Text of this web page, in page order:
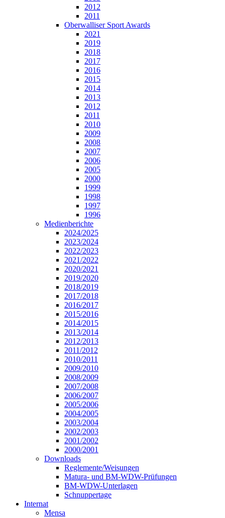
2012
2011
Oberwalliser Sport Awards
2021
2019
2018
2017
2016
2015
2014
2013
2012
2011
2010
2009
2008
2007
2006
2005
2000
1999
1998
1997
1996
Medienberichte
2024/2025
2023/2024
2022/2023
2021/2022
2020/2021
2019/2020
2018/2019
2017/2018
2016/2017
2015/2016
2014/2015
2013/2014
2012/2013
2011/2012
2010/2011
2009/2010
2008/2009
2007/2008
2006/2007
2005/2006
2004/2005
2003/2004
2002/2003
2001/2002
2000/2001
Downloads
Reglemente/Weisungen
Matura- und BM-WDW-Prüfungen
BM-WDW-Unterlagen
Schnuppertage
Internat
Mensa